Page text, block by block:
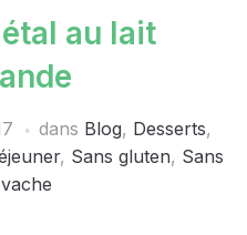
au lait
dans Blog, Desserts,
, Sans gluten, Sans